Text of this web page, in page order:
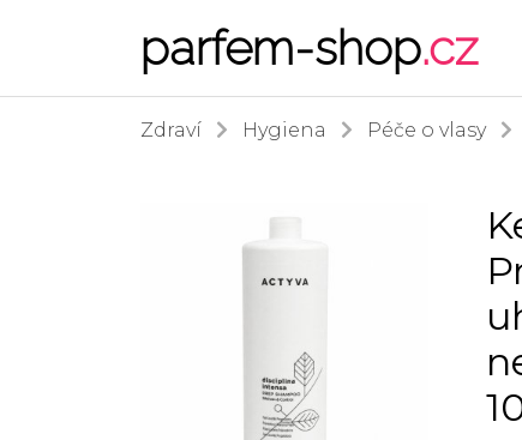
parfem-shop.cz
Zdraví Hygiena Péče o vlasy